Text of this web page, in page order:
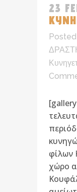
23
φίλων
χώρο